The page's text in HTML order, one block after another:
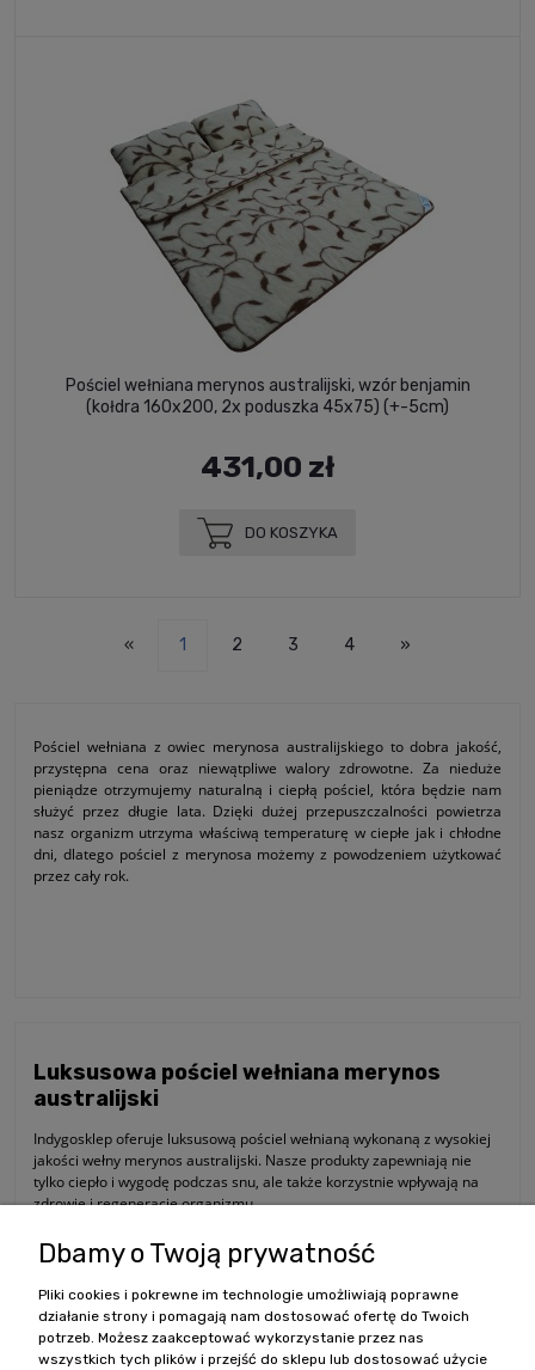
Pościel wełniana merynos australijski, wzór benjamin
(kołdra 160x200, 2x poduszka 45x75) (+-5cm)
431,00 zł
DO KOSZYKA
« 1 2 3 4 »
Pościel wełniana z owiec merynosa australijskiego to dobra jakość,
przystępna cena oraz niewątpliwe walory zdrowotne. Za nieduże
pieniądze otrzymujemy naturalną i ciepłą pościel, która będzie nam
służyć przez długie lata. Dzięki dużej przepuszczalności powietrza
nasz organizm utrzyma właściwą temperaturę w ciepłe jak i chłodne
dni, dlatego pościel z merynosa możemy z powodzeniem użytkować
przez cały rok.
Luksusowa pościel wełniana merynos
australijski
Indygosklep oferuje luksusową pościel wełnianą wykonaną z wysokiej
jakości wełny merynos australijski. Nasze produkty zapewniają nie
tylko ciepło i wygodę podczas snu, ale także korzystnie wpływają na
zdrowie i regenerację organizmu.
Dzięki naturalnym właściwościom wełny merynos australijski, nasze
pościele odznaczają się doskonałą termoregulacją, antyalergicznymi
kolorów, dzięki czemu każdy klient znajdzieidealny zestaw pościeli
wełnianychdopasowany do swoich potrzeb i preferencji.
Dbamy o Twoją prywatność
Pliki cookies i pokrewne im technologie umożliwiają poprawne
działanie strony i pomagają nam dostosować ofertę do Twoich
potrzeb. Możesz zaakceptować wykorzystanie przez nas
wszystkich tych plików i przejść do sklepu lub dostosować użycie